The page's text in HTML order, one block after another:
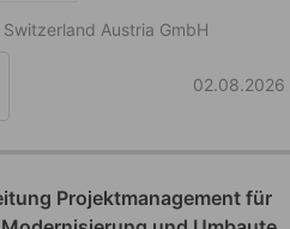
Switzerland Austria GmbH
02.08.2026
Projektmanagement für